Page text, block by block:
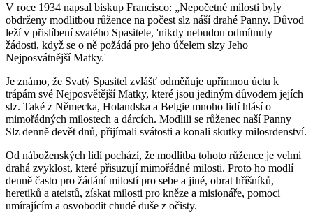
V roce 1934 napsal biskup Francisco: „Nepočetné milosti byly
obdrženy modlitbou růžence na počest slz náší drahé Panny. Důvod
leží v přislíbení svatého Spasitele, 'nikdy nebudou odmítnuty
žádosti, když se o ně požádá pro jeho účelem slzy Jeho
Nejposvátnější Matky.'
Je známo, že Svatý Spasitel zvlášť odměňuje upřímnou úctu k
trápám své Nejposvětější Matky, které jsou jediným důvodem jejích
slz. Také z Německa, Holandska a Belgie mnoho lidí hlásí o
mimořádných milostech a dárcích. Modlili se růženec naší Panny
Slz denně devět dnů, přijímali svátosti a konali skutky milosrdenství.
Od náboženských lidí pochází, že modlitba tohoto růžence je velmi
drahá zvyklost, které přisuzují mimořádné milosti. Proto ho modlí
denně často pro žádání milostí pro sebe a jiné, obrat hříšníků,
heretiků a ateistů, získat milosti pro kněze a misionáře, pomoci
umírajícím a osvobodit chudé duše z očisty.